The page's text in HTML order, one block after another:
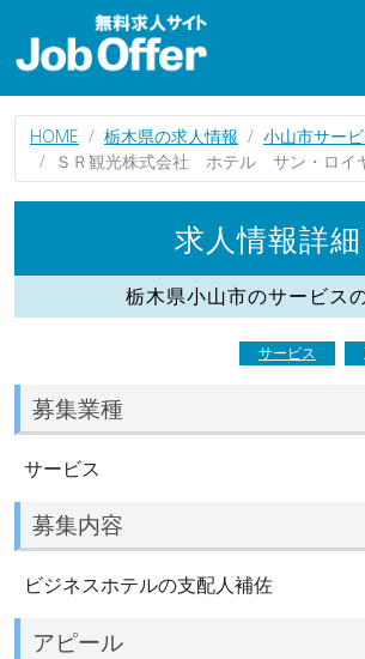
HOME 栃木県の求人情報
小山市サー
ＳＲ観光株式会社 ホテル サン・ロイ
求人情報詳細
栃木県小山市のサービス
サービス
募集業種
サービス
募集内容
ビジネスホテルの支配人補佐
アピール